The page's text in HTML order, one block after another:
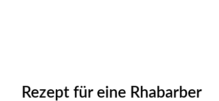
Rezept für eine Rhabarber